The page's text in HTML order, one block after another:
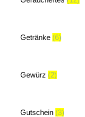
Getränke (6)
Gewürz (2)
Gutschein (3)